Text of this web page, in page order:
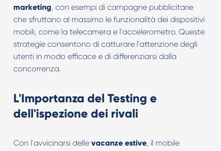
marketing, con esempi di campagne pubblicitarie
che sfruttano al massimo le funzionalità dei dispositivi
mobili, come la telecamera e l'accelerometro. Queste
strategie consentono di catturare l'attenzione degli
utenti in modo efficace e di differenziarsi dalla
concorrenza.
L'Importanza del Testing e
dell'ispezione dei rivali
Con l'avvicinarsi delle vacanze estive, il mobile